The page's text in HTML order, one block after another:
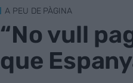
A PEU DE PÀGINA
“No vull
que